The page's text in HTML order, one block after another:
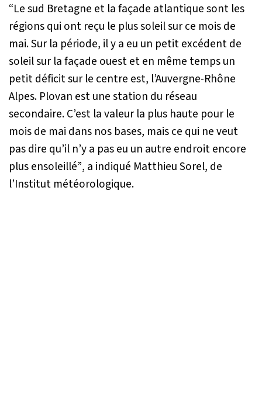
“Le sud Bretagne et la façade atlantique sont les
régions qui ont reçu le plus soleil sur ce mois de
mai. Sur la période, il y a eu un petit excédent de
soleil sur la façade ouest et en même temps un
petit déficit sur le centre est, l’Auvergne-Rhône
Alpes. Plovan est une station du réseau
secondaire. C’est la valeur la plus haute pour le
mois de mai dans nos bases, mais ce qui ne veut
pas dire qu’il n’y a pas eu un autre endroit encore
plus ensoleillé”, a indiqué Matthieu Sorel, de
l’Institut météorologique.